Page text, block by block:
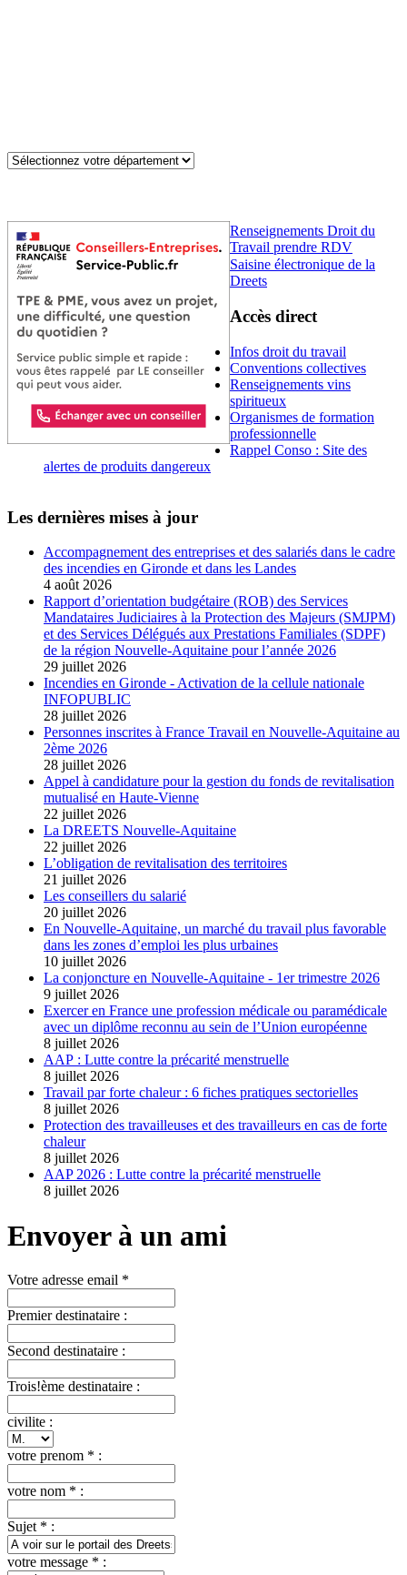
Renseignements Droit du
Travail prendre RDV
Saisine électronique de la
Dreets
Accès direct
Infos droit du travail
Conventions collectives
Renseignements vins
spiritueux
Organismes de formation
professionnelle
Rappel Conso : Site des
alertes de produits dangereux
Les dernières mises à jour
Accompagnement des entreprises et des salariés dans le cadre
des incendies en Gironde et dans les Landes
4 août 2026
Rapport d’orientation budgétaire (ROB) des Services
Mandataires Judiciaires à la Protection des Majeurs (SMJPM)
et des Services Délégués aux Prestations Familiales (SDPF)
de la région Nouvelle-Aquitaine pour l’année 2026
29 juillet 2026
Incendies en Gironde - Activation de la cellule nationale
INFOPUBLIC
28 juillet 2026
Personnes inscrites à France Travail en Nouvelle-Aquitaine au
2ème 2026
28 juillet 2026
Appel à candidature pour la gestion du fonds de revitalisation
mutualisé en Haute-Vienne
22 juillet 2026
La DREETS Nouvelle-Aquitaine
22 juillet 2026
L’obligation de revitalisation des territoires
21 juillet 2026
Les conseillers du salarié
20 juillet 2026
En Nouvelle-Aquitaine, un marché du travail plus favorable
dans les zones d’emploi les plus urbaines
10 juillet 2026
La conjoncture en Nouvelle-Aquitaine - 1er trimestre 2026
9 juillet 2026
Exercer en France une profession médicale ou paramédicale
avec un diplôme reconnu au sein de l’Union européenne
8 juillet 2026
AAP : Lutte contre la précarité menstruelle
8 juillet 2026
Travail par forte chaleur : 6 fiches pratiques sectorielles
8 juillet 2026
Protection des travailleuses et des travailleurs en cas de forte
chaleur
8 juillet 2026
AAP 2026 : Lutte contre la précarité menstruelle
8 juillet 2026
Envoyer à un ami
Votre adresse email *
Premier destinataire :
Second destinataire :
Trois!ème destinataire :
civilite :
votre prenom * :
votre nom * :
Sujet * :
votre message * :